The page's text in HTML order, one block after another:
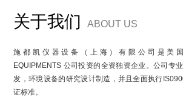
关于我们 ABOUT US
施都凯仪器设备（上海）有限公司 是美
EQUIPMENTS 公司投资的全资独资企业。公司专
发，环境设备的研究设计制造，并且全面执行
证标准。